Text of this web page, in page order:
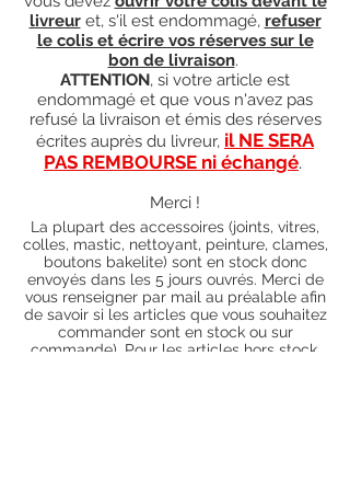
livreuret, s'il est endommagé, refuser
le colis et écrire vos réserves sur le
bon de livraison.
ATTENTION, si votre article est
endommagé et que vous n'avez pas
refusé la livraison et émis des réserves
écrites auprès du livreur, il NE SERA
PAS REMBOURSE ni échangé.
Merci !
La plupart des accessoires (joints, vitres,
colles, mastic, nettoyant, peinture, clames,
boutons bakelite) sont en stock donc
envoyés dans les 5 jours ouvrés. Merci de
vous renseigner par mail au préalable afin
de savoir si les articles que vous souhaitez
commander sont en stock ou sur
commande). Pour les articles hors stock,